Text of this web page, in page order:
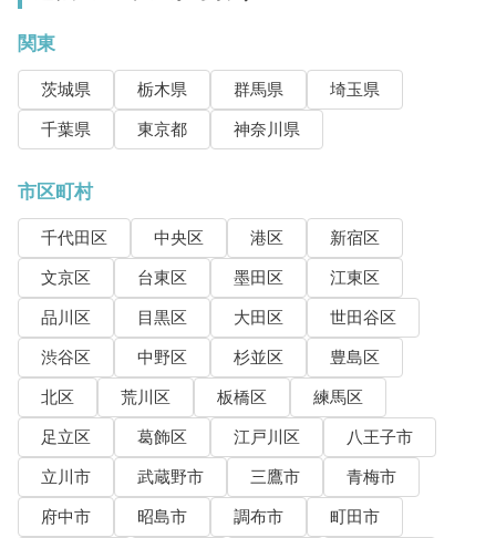
関東
茨城県 栃木県 群馬県
埼玉県
千葉県
東京都 神奈川県
市区町村
千代田区 中央区 港区
新宿区
文京区
台東区 墨田区
江東区
品川区
目黒区 大田区
世田谷区
渋谷区
中野区 杉並区
豊島区
北区
荒川区 板橋区
練馬区
足立区
葛飾区 江戸川区
八王子市
立川市
武蔵野市 三鷹市
青梅市
府中市
昭島市 調布市
町田市